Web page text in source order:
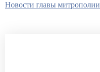
Новости главы митрополии